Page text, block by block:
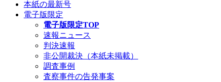
本紙の最新号
電子版限定
電子版限定TOP
速報ニュース
判決速報
非公開裁決（本紙未掲載）
調査事例
査察事件の告発事案